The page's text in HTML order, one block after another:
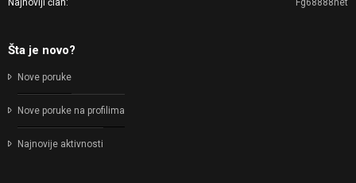
Najnoviji član Fg68888net
Šta je novo?
Nove poruke
Nove poruke na profilima
Najnovije aktivnosti